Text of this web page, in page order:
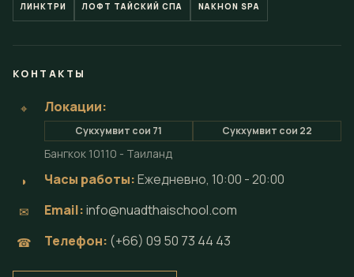
ЛИНКТРИ ЛОФТ ТАЙСКИЙ СПА NAKHON SPA
КОНТАКТЫ
⌖ Локации:
Сукхумвит сои 71 Сукхумвит сои 22
Бангкок 10110 - Таиланд
◗ Часы работы:Ежедневно, 10:00 - 20:00
✉ Email:info@nuadthaischool.com
☎ Телефон: (+66) 09 50 73 44 43